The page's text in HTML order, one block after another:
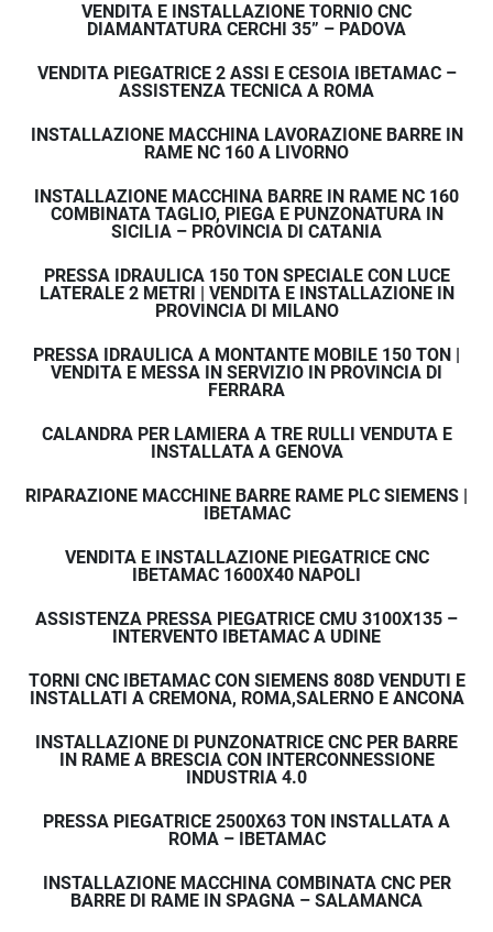
VENDITA E INSTALLAZIONE TORNIO CNC
DIAMANTATURA CERCHI 35” – PADOVA
VENDITA PIEGATRICE 2 ASSI E CESOIA IBETAMAC –
ASSISTENZA TECNICA A ROMA
INSTALLAZIONE MACCHINA LAVORAZIONE BARRE IN
RAME NC 160 A LIVORNO
INSTALLAZIONE MACCHINA BARRE IN RAME NC 160
COMBINATA TAGLIO, PIEGA E PUNZONATURA IN
SICILIA – PROVINCIA DI CATANIA
PRESSA IDRAULICA 150 TON SPECIALE CON LUCE
LATERALE 2 METRI | VENDITA E INSTALLAZIONE IN
PROVINCIA DI MILANO
PRESSA IDRAULICA A MONTANTE MOBILE 150 TON |
VENDITA E MESSA IN SERVIZIO IN PROVINCIA DI
FERRARA
CALANDRA PER LAMIERA A TRE RULLI VENDUTA E
INSTALLATA A GENOVA
RIPARAZIONE MACCHINE BARRE RAME PLC SIEMENS |
IBETAMAC
VENDITA E INSTALLAZIONE PIEGATRICE CNC
IBETAMAC 1600X40 NAPOLI
ASSISTENZA PRESSA PIEGATRICE CMU 3100X135 –
INTERVENTO IBETAMAC A UDINE
TORNI CNC IBETAMAC CON SIEMENS 808D VENDUTI E
INSTALLATI A CREMONA, ROMA,SALERNO E ANCONA
INSTALLAZIONE DI PUNZONATRICE CNC PER BARRE
IN RAME A BRESCIA CON INTERCONNESSIONE
INDUSTRIA 4.0
PRESSA PIEGATRICE 2500X63 TON INSTALLATA A
ROMA – IBETAMAC
INSTALLAZIONE MACCHINA COMBINATA CNC PER
BARRE DI RAME IN SPAGNA – SALAMANCA